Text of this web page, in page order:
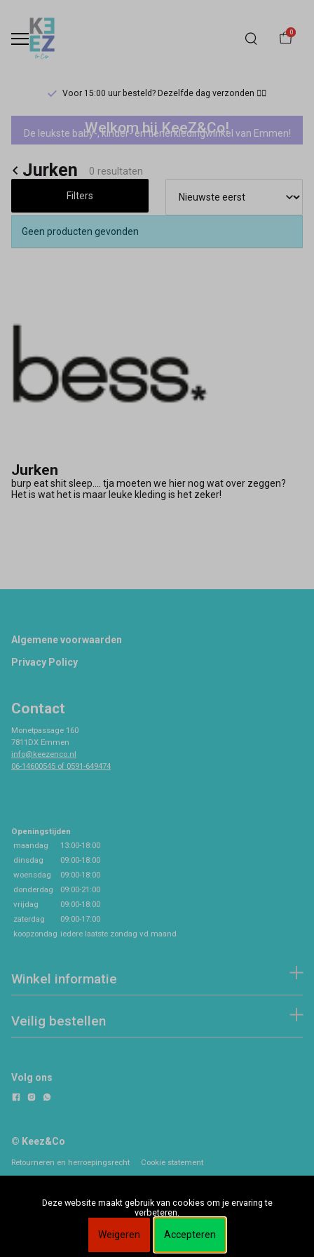
0
Voor 15:00 uur besteld? Dezelfde dag verzonden 🏃‍♀️
Jurken
Keez&Co
Welkom bij KeeZ&Co!
De leukste baby-, kinder- en tienerkledingwinkel van Emmen!
Jurken 0 resultaten
Filters
Geen producten gevonden
Jurken
burp eat shit sleep.... tja moeten we hier nog wat over zeggen?
Het is wat het is maar leuke kleding is het zeker!
Footer
Algemene voorwaarden
Privacy Policy
Contact
Monetpassage 160
7811DX Emmen
info@keezenco.nl
06-14600545 of 0591-649474
Openingstijden
maandag
13:00-18:00
dinsdag
09:00-18:00
woensdag
09:00-18:00
donderdag
09:00-21:00
vrijdag
09:00-18:00
zaterdag
09:00-17:00
koopzondag iedere laatste zondag vd maand
Winkel informatie
Veilig bestellen
Volg ons
© Keez&Co
Retourneren en herroepingsrecht Cookie statement
Deze website maakt gebruik van cookies om je ervaring te
verbeteren.
Weigeren Accepteren